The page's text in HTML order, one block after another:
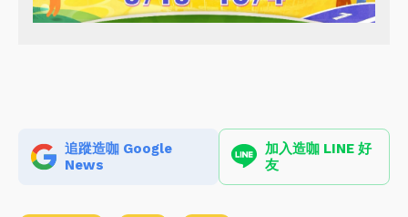
追蹤造咖 Google
News
加入造咖 LINE 好
友